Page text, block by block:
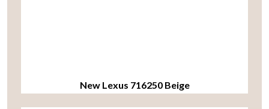
New Lexus 716250 Beige